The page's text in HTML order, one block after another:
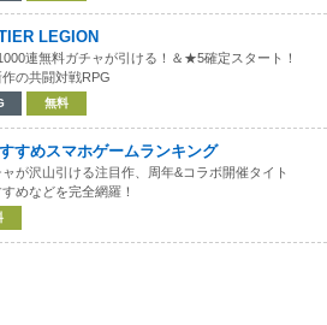
LEGION
連無料ガチャが引ける！＆★5確定スタート！
作の共闘対戦RPG
無料
すすめスマホゲームランキング
が沢山引ける注目作、周年&コラボ開催タイト
めなどを完全網羅！